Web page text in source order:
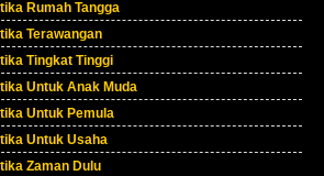
Rumah Tangga
Terawangan
Tingkat Tinggi
Untuk Anak Muda
Untuk Pemula
Untuk Usaha
Zaman Dulu